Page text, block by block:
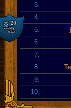
3.
4.
5.
6.
7.
8.
9.
10.